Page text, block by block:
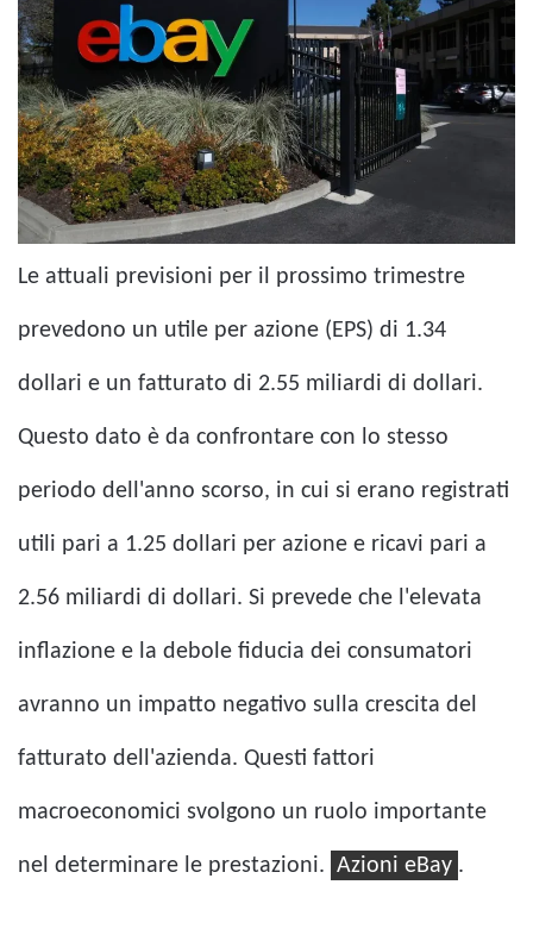
Le attuali previsioni per il prossimo trimestre
prevedono un utile per azione (EPS) di 1.34
dollari e un fatturato di 2.55 miliardi di dollari.
Questo dato è da confrontare con lo stesso
periodo dell'anno scorso, in cui si erano registrati
utili pari a 1.25 dollari per azione e ricavi pari a
2.56 miliardi di dollari. Si prevede che l'elevata
inflazione e la debole fiducia dei consumatori
avranno un impatto negativo sulla crescita del
fatturato dell'azienda. Questi fattori
macroeconomici svolgono un ruolo importante
nel determinare le prestazioni. Azioni eBay .